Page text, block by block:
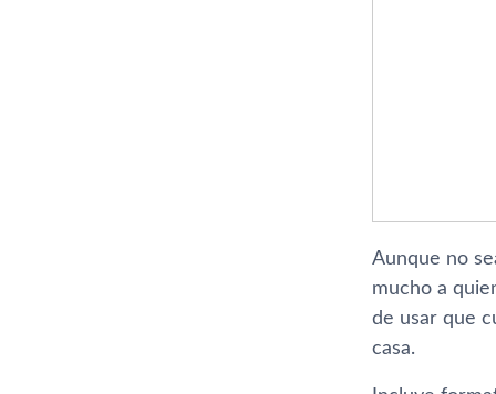
Aunque no
mucho a
de usar que
casa.